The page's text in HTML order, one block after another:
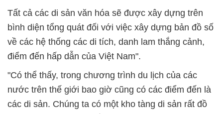
Tất cả các di sản văn hóa sẽ được xây dựng trên
bình diện tổng quát đối với việc xây dựng bản đồ số
về các hệ thống các di tích, danh lam thắng cảnh,
điểm đến hấp dẫn của Việt Nam".
"Có thể thấy, trong chương trình du lịch của các
nước trên thế giới bao giờ cũng có các điểm đến là
các di sản. Chúng ta có một kho tàng di sản rất đồ